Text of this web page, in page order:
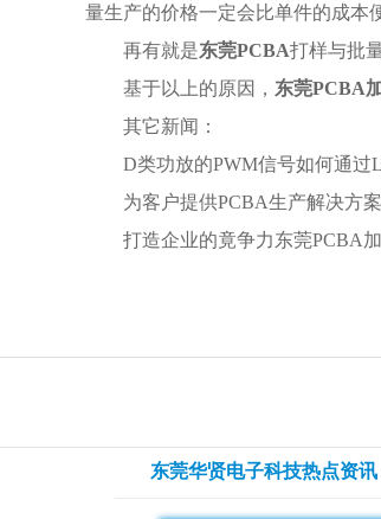
量生产的价格一定会比单件的成本
再有就是东莞PCBA打样与批
基于以上的原因， 东莞PCBA
其它新闻：
D类功放的PWM信号如何通
为客户提供PCBA生产解决方
打造企业的竟争力东莞PCBA
东莞华贤电子科技热点资讯